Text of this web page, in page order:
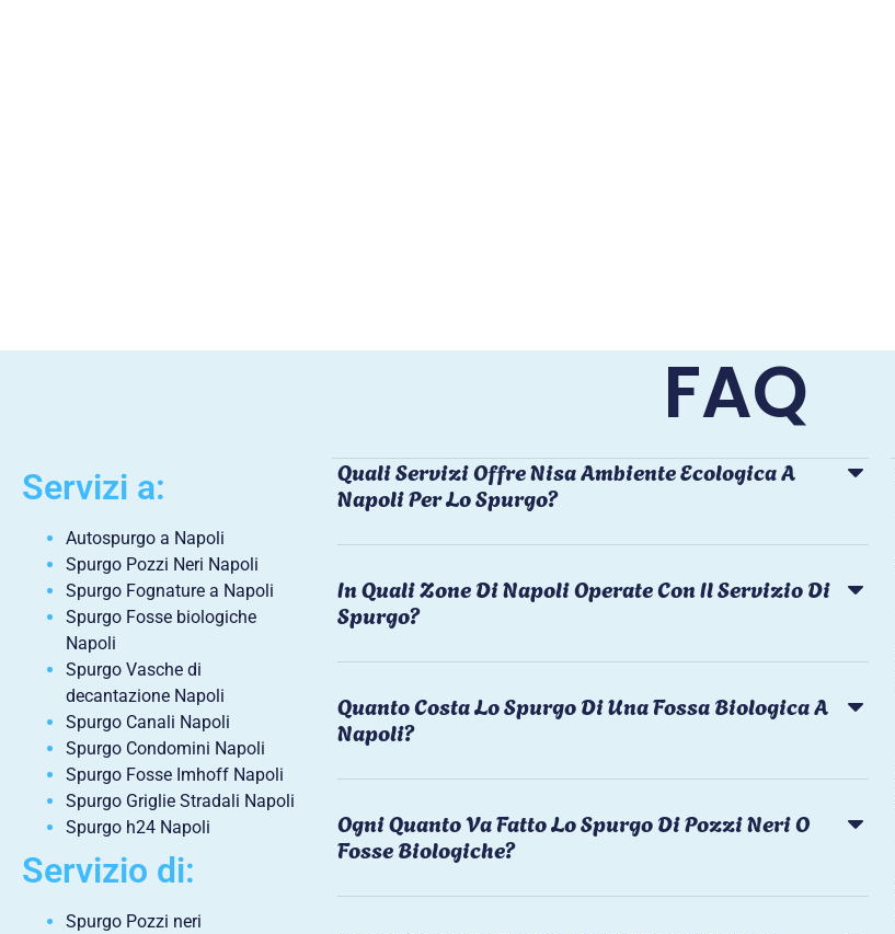
FAQ
Servizi a:
Autospurgo a Napoli
Spurgo Pozzi Neri Napoli
Spurgo Fognature a Napoli
Spurgo Fosse biologiche
Napoli
Spurgo Vasche di
decantazione Napoli
Spurgo Canali Napoli
Spurgo Condomini Napoli
Spurgo Fosse Imhoff Napoli
Spurgo Griglie Stradali Napoli
Spurgo h24 Napoli
Servizio di:
Spurgo Pozzi neri
Quali Servizi Offre Nisa Ambiente Ecologica A
Napoli Per Lo Spurgo?
In Quali Zone Di Napoli Operate Con Il Servizio Di
Spurgo?
Quanto Costa Lo Spurgo Di Una Fossa Biologica A
Napoli?
Ogni Quanto Va Fatto Lo Spurgo Di Pozzi Neri O
Fosse Biologiche?